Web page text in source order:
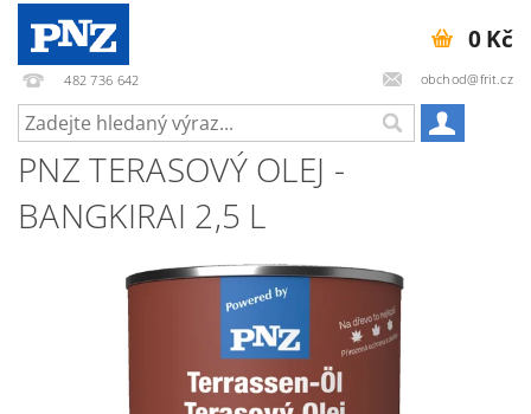
482 736 642 obchod@frit.cz
0 Kč
PNZ TERASOVÝ OLEJ -
BANGKIRAI 2,5 L